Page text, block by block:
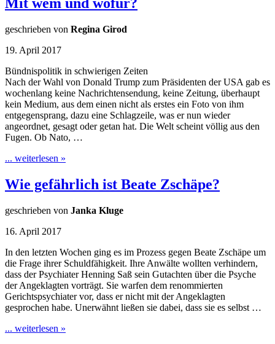
geschrieben von Regina Girod
19. April 2017
Bündnispolitik in schwierigen Zeiten
Nach der Wahl von Donald Trump zum Präsidenten der USA gab es
wochenlang keine Nachrichtensendung, keine Zeitung, überhaupt
kein Medium, aus dem einen nicht als erstes ein Foto von ihm
entgegensprang, dazu eine Schlagzeile, was er nun wieder
angeordnet, gesagt oder getan hat. Die Welt scheint völlig aus den
Fugen. Ob Nato, …
... weiterlesen »
Wie gefährlich ist Beate Zschäpe?
geschrieben von Janka Kluge
16. April 2017
In den letzten Wochen ging es im Prozess gegen Beate Zschäpe um
die Frage ihrer Schuldfähigkeit. Ihre Anwälte wollten verhindern,
dass der Psychiater Henning Saß sein Gutachten über die Psyche
der Angeklagten vorträgt. Sie warfen dem renommierten
Gerichtspsychiater vor, dass er nicht mit der Angeklagten
gesprochen habe. Unerwähnt ließen sie dabei, dass sie es selbst …
... weiterlesen »